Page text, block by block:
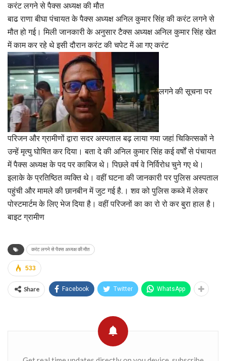
करंट लगने से पैक्स अध्यक्ष की मौत
बाढ राणा बीघा पंचायत के पैक्स अध्यक्ष अनिल कुमार सिंह की करंट लगने से
मौत हो गई। मिली जानकारी के अनुसार टैक्स अध्यक्ष अनिल कुमार सिंह खेत
में काम कर रहे थे इसी दौरान करंट की चपेट में आ गए करंट
लगने की सूचना पर
परिजन और ग्रामीणों द्वारा सदर अस्पताल बढ़ लाया गया जहां चिकित्सकों ने
उन्हें मृत्यु घोषित कर दिया। बता दे की अनिल कुमार सिंह कई वर्षों से पंचायत
में पैक्स अध्यक्ष के पद पर काबिज थे। पिछले वर्ष वे निर्विरोध चुने गए थे।
इलाके के प्रतिष्ठित व्यक्ति थे। वहीं घटना की जानकारी पर पुलिस अस्पताल
पहुंची और मामले की छानबीन में जुट गई है.। शव को पुलिस कब्जे में लेकर
पोस्टमार्टम के लिए भेज दिया है। वहीं परिजनों का का रो रो कर बुरा हाल है।
बाइट ग्रामीण
करंट लगने से पैक्स अध्यक्ष की मौत
533
Share Facebook Twitter WhatsApp